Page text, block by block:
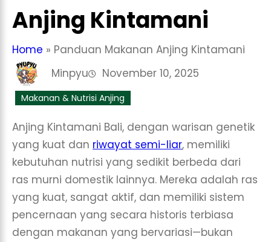
Anjing Kintamani
Home » Panduan Makanan Anjing Kintamani
Minpyu
November 10, 2025
Makanan & Nutrisi Anjing
Anjing Kintamani Bali, dengan warisan genetik
yang kuat dan riwayat semi-liar, memiliki
kebutuhan nutrisi yang sedikit berbeda dari
ras murni domestik lainnya. Mereka adalah ras
yang kuat, sangat aktif, dan memiliki sistem
pencernaan yang secara historis terbiasa
dengan makanan yang bervariasi—bukan